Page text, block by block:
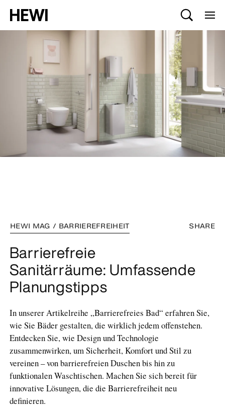
SHARE
HEWI MAG / BARRIEREFREIHEIT
Barrierefreie
Sanitärräume: Umfassende
Planungstipps
In unserer Artikelreihe „Barrierefreies Bad“ erfahren Sie,
wie Sie Bäder gestalten, die wirklich jedem offenstehen.
Entdecken Sie, wie Design und Technologie
zusammenwirken, um Sicherheit, Komfort und Stil zu
vereinen – von barrierefreien Duschen bis hin zu
funktionalen Waschtischen. Machen Sie sich bereit für
innovative Lösungen, die die Barrierefreiheit neu
definieren.